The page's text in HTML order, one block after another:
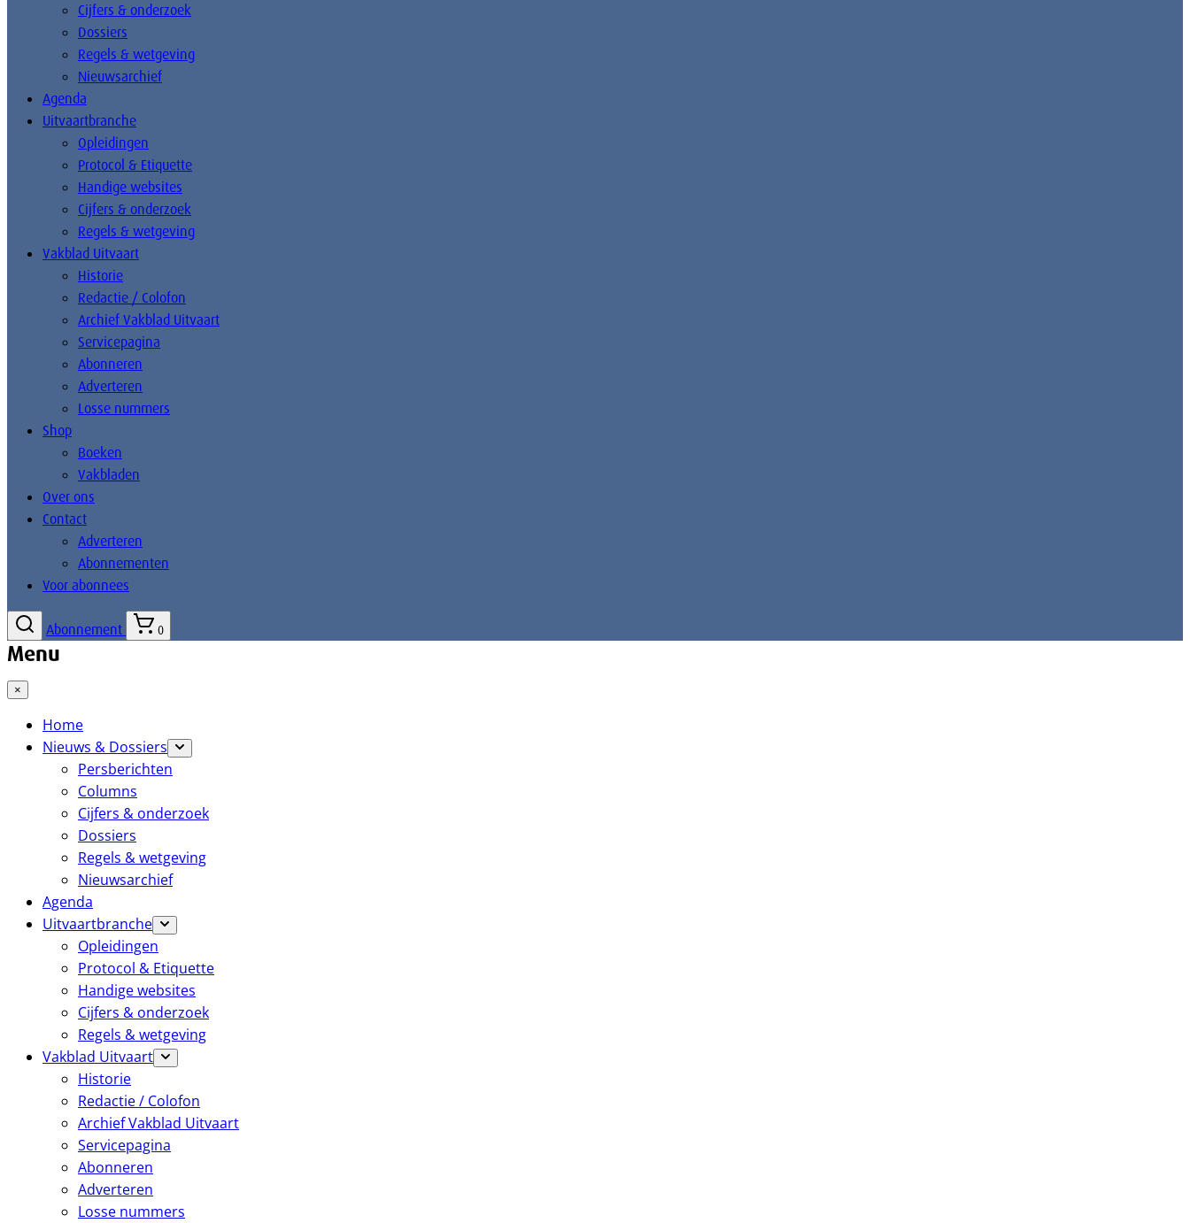
Cijfers & onderzoek
Dossiers
Regels & wetgeving
Nieuwsarchief
Agenda
Uitvaartbranche
Opleidingen
Protocol & Etiquette
Handige websites
Cijfers & onderzoek
Regels & wetgeving
Vakblad Uitvaart
Historie
Redactie / Colofon
Archief Vakblad Uitvaart
Servicepagina
Abonneren
Adverteren
Losse nummers
Shop
Boeken
Vakbladen
Over ons
Contact
Adverteren
Abonnementen
Voor abonnees
Abonnement 0
Menu
×
Home
Nieuws & Dossiers
Persberichten
Columns
Cijfers & onderzoek
Dossiers
Regels & wetgeving
Nieuwsarchief
Agenda
Uitvaartbranche
Opleidingen
Protocol & Etiquette
Handige websites
Cijfers & onderzoek
Regels & wetgeving
Vakblad Uitvaart
Historie
Redactie / Colofon
Archief Vakblad Uitvaart
Servicepagina
Abonneren
Adverteren
Losse nummers